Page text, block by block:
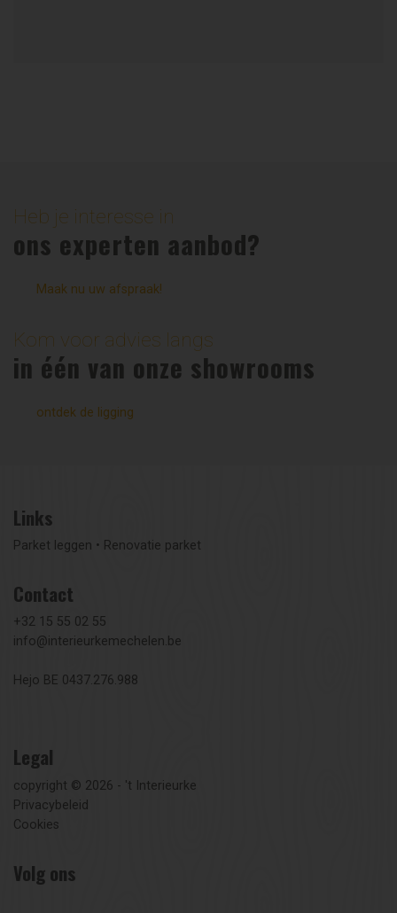
Heb je interesse in
ons experten aanbod?
Maak nu uw afspraak!
Kom voor advies langs
in één van onze showrooms
ontdek de ligging
Links
Parket leggen • Renovatie parket
Contact
+32 15 55 02 55
info@interieurkemechelen.be
Hejo BE 0437.276.988
Legal
copyright © 2026 - 't Interieurke
Privacybeleid
Cookies
Volg ons